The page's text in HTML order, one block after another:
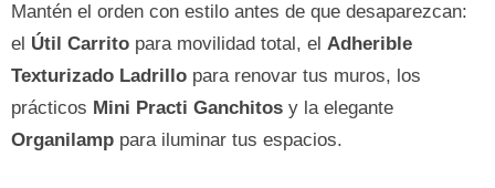
Mantén el orden con estilo antes de que desaparezcan:
el Útil Carrito para movilidad total, el Adherible
Texturizado Ladrillo para renovar tus muros, los
prácticos Mini Practi Ganchitos y la elegante
Organilamp para iluminar tus espacios.